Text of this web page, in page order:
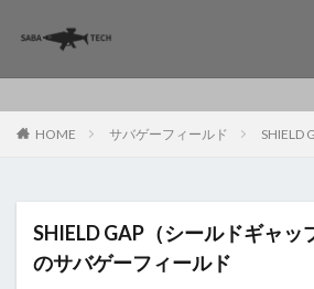
ミリタリ
HOME サバゲーフィールド SHIELD
SHIELD GAP（シールドギャッ
のサバゲーフィールド